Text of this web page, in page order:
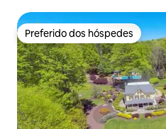
Preferido dos hóspedes
Preferido dos hóspedes